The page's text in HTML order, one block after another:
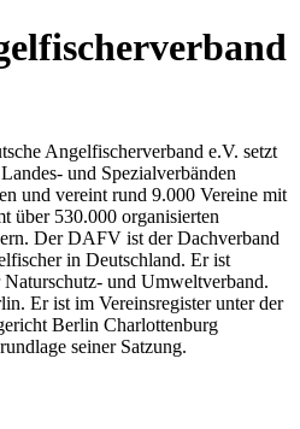
Angelfischerverband e.V. setzt
und Spezialverbänden
und vereint rund 9.000 Vereine mit
über 530.000 organisierten
Der DAFV ist der Dachverband
in Deutschland. Er ist
und Umweltverband.
Er ist im Vereinsregister unter der
Berlin Charlottenburg
seiner Satzung.